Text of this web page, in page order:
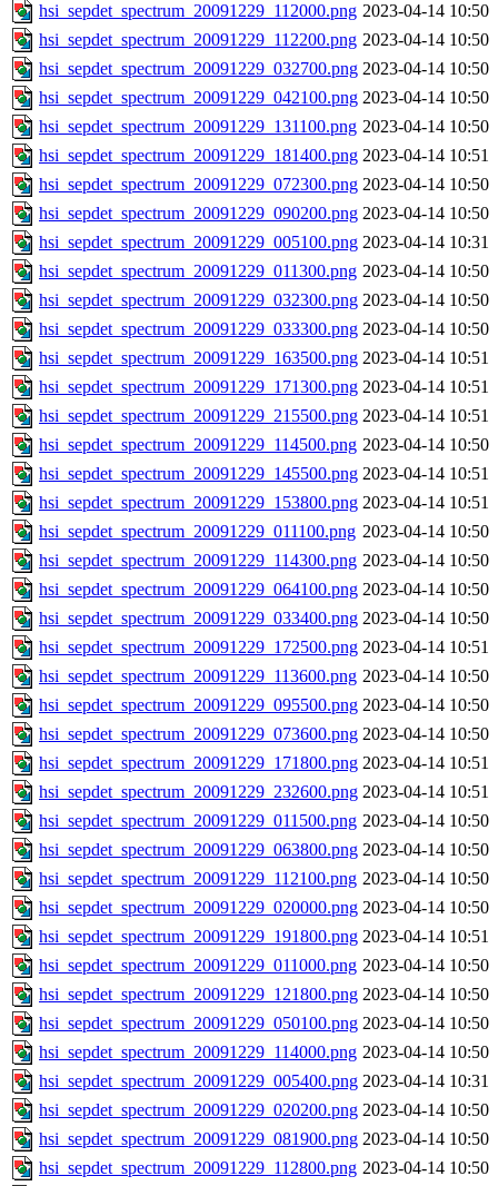
hsi_sepdet_spectrum_20091229_112000.png 2023-04-14 10:50
hsi_sepdet_spectrum_20091229_112200.png 2023-04-14 10:50
hsi_sepdet_spectrum_20091229_032700.png 2023-04-14 10:50
hsi_sepdet_spectrum_20091229_042100.png 2023-04-14 10:50
hsi_sepdet_spectrum_20091229_131100.png 2023-04-14 10:50
hsi_sepdet_spectrum_20091229_181400.png 2023-04-14 10:51
hsi_sepdet_spectrum_20091229_072300.png 2023-04-14 10:50
hsi_sepdet_spectrum_20091229_090200.png 2023-04-14 10:50
hsi_sepdet_spectrum_20091229_005100.png 2023-04-14 10:31
hsi_sepdet_spectrum_20091229_011300.png 2023-04-14 10:50
hsi_sepdet_spectrum_20091229_032300.png 2023-04-14 10:50
hsi_sepdet_spectrum_20091229_033300.png 2023-04-14 10:50
hsi_sepdet_spectrum_20091229_163500.png 2023-04-14 10:51
hsi_sepdet_spectrum_20091229_171300.png 2023-04-14 10:51
hsi_sepdet_spectrum_20091229_215500.png 2023-04-14 10:51
hsi_sepdet_spectrum_20091229_114500.png 2023-04-14 10:50
hsi_sepdet_spectrum_20091229_145500.png 2023-04-14 10:51
hsi_sepdet_spectrum_20091229_153800.png 2023-04-14 10:51
hsi_sepdet_spectrum_20091229_011100.png 2023-04-14 10:50
hsi_sepdet_spectrum_20091229_114300.png 2023-04-14 10:50
hsi_sepdet_spectrum_20091229_064100.png 2023-04-14 10:50
hsi_sepdet_spectrum_20091229_033400.png 2023-04-14 10:50
hsi_sepdet_spectrum_20091229_172500.png 2023-04-14 10:51
hsi_sepdet_spectrum_20091229_113600.png 2023-04-14 10:50
hsi_sepdet_spectrum_20091229_095500.png 2023-04-14 10:50
hsi_sepdet_spectrum_20091229_073600.png 2023-04-14 10:50
hsi_sepdet_spectrum_20091229_171800.png 2023-04-14 10:51
hsi_sepdet_spectrum_20091229_232600.png 2023-04-14 10:51
hsi_sepdet_spectrum_20091229_011500.png 2023-04-14 10:50
hsi_sepdet_spectrum_20091229_063800.png 2023-04-14 10:50
hsi_sepdet_spectrum_20091229_112100.png 2023-04-14 10:50
hsi_sepdet_spectrum_20091229_020000.png 2023-04-14 10:50
hsi_sepdet_spectrum_20091229_191800.png 2023-04-14 10:51
hsi_sepdet_spectrum_20091229_011000.png 2023-04-14 10:50
hsi_sepdet_spectrum_20091229_121800.png 2023-04-14 10:50
hsi_sepdet_spectrum_20091229_050100.png 2023-04-14 10:50
hsi_sepdet_spectrum_20091229_114000.png 2023-04-14 10:50
hsi_sepdet_spectrum_20091229_005400.png 2023-04-14 10:31
hsi_sepdet_spectrum_20091229_020200.png 2023-04-14 10:50
hsi_sepdet_spectrum_20091229_081900.png 2023-04-14 10:50
hsi_sepdet_spectrum_20091229_112800.png 2023-04-14 10:50